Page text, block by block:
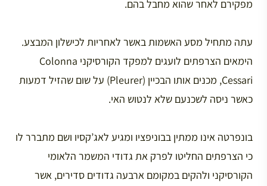
מפקירם לאחר שהוא מחבל בהם.
עתה מתחיל מסע האשמות באשר לאחריות לכישלון המבצע.
הימאים הצרפתים לועגים למפקד הקורסיקני Colonna
Cessari, מכנים אותו הבכיין (Pleurer) על שום שהזיל דמעות
כאשר ניסה לשכנעם שלא לנטוש האי.
בונפרטה אינו ממתין בבוניפציו ומגיע לאג’קסיו ושם מתברר לו
כי הצרפתים החליטו לפרק את גדודי המשמר הלאומי
הקורסיקני ולהקים במקומם ארבעה גדודים סדירים, אשר